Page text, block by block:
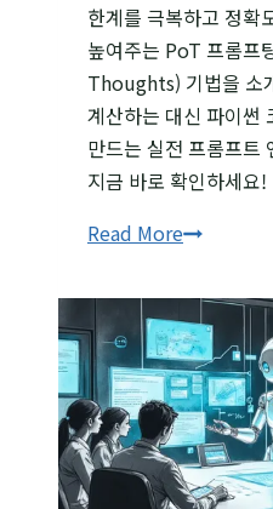
한계를 극복하고 정확
높여주는 PoT 프롬
Thoughts) 기법을 소
계산하는 대신 파이썬
만드는 실전 프롬프트
지금 바로 확인하세요!
Read More“계산은
PoT
프롬프팅을
활용한
AI
업무
효율
최적화